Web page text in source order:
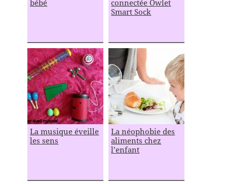
bébé
connectée Owlet
Smart Sock
La musique éveille
les sens
La néophobie des
aliments chez
l’enfant